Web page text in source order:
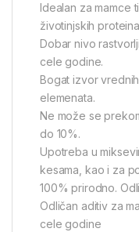
Idealan za mamce
životinjskih
Dobar nivo
cele godine.
Bogat izvor
elemenata.
Ne može se
do 10%.
Upotreba u
kesama, kao i za
100% prirodno.
Odličan aditiv za
cele godine